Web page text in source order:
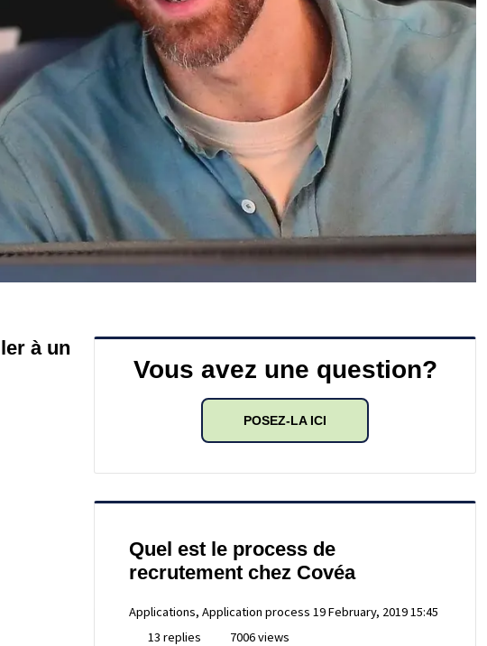
à un
Vous avez une question?
POSEZ-LA ICI
Quel est le process de
recrutement chez Covéa
Applications, Application process 19 February, 2019 15:45
13 replies
7006 views